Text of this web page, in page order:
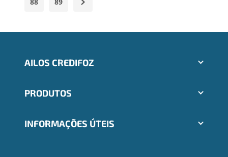
AILOS CREDIFOZ
Indique um amigo
Trabalhe Conosco
Ailos Educação
PRODUTOS
Consórcios
INFORMAÇÕES ÚTEIS